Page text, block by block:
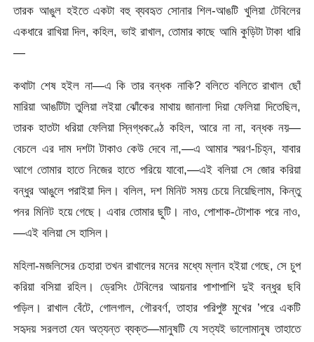
তারক আঙুল হইতে একটা বহু ব্যবহৃত সোনার শিল-আঙটি খুলিয়া টেবিলের
একধারে রাখিয়া দিল, কহিল, ভাই রাখাল, তোমার কাছে আমি কুড়িটা টাকা ধারি
—
কথাটা শেষ হইল না—এ কি তার বন্ধক নাকি? বলিতে বলিতে রাখাল ছোঁ
মারিয়া আঙটিটা তুলিয়া লইয়া ঝোঁকের মাথায় জানালা দিয়া ফেলিয়া দিতেছিল,
তারক হাতটা ধরিয়া ফেলিয়া স্নিগ্ধকণ্ঠে কহিল, আরে না না, বন্ধক নয়—
বেচলে এর দাম দশটা টাকাও কেউ দেবে না,—এ আমার স্মরণ-চিহ্ন, যাবার
আগে তোমার হাতে নিজের হাতে পরিয়ে যাবো,—এই বলিয়া সে জোর করিয়া
বন্ধুর আঙুলে পরাইয়া দিল। বলিল, দশ মিনিট সময় চেয়ে নিয়েছিলাম, কিন্তু
পনর মিনিট হয়ে গেছে। এবার তোমার ছুটি। নাও, পোশাক-টোশাক পরে নাও,
—এই বলিয়া সে হাসিল।
মহিলা-মজলিসের চেহারা তখন রাখালের মনের মধ্যে ম্লান হইয়া গেছে, সে চুপ
করিয়া বসিয়া রহিল। ড্রেসিং টেবিলের আয়নার পাশাপাশি দুই বন্ধুর ছবি
পড়িল। রাখাল বেঁটে, গোলগাল, গৌরবর্ণ, তাহার পরিপুষ্ট মুখের ’পরে একটি
সহৃদয় সরলতা যেন অত্যন্ত ব্যক্ত—মানুষটি যে সত্যই ভালোমানুষ তাহাতে